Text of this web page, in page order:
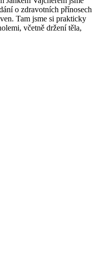
o zdravotních přínosech
Tam jsme si prakticky
včetně držení těla,